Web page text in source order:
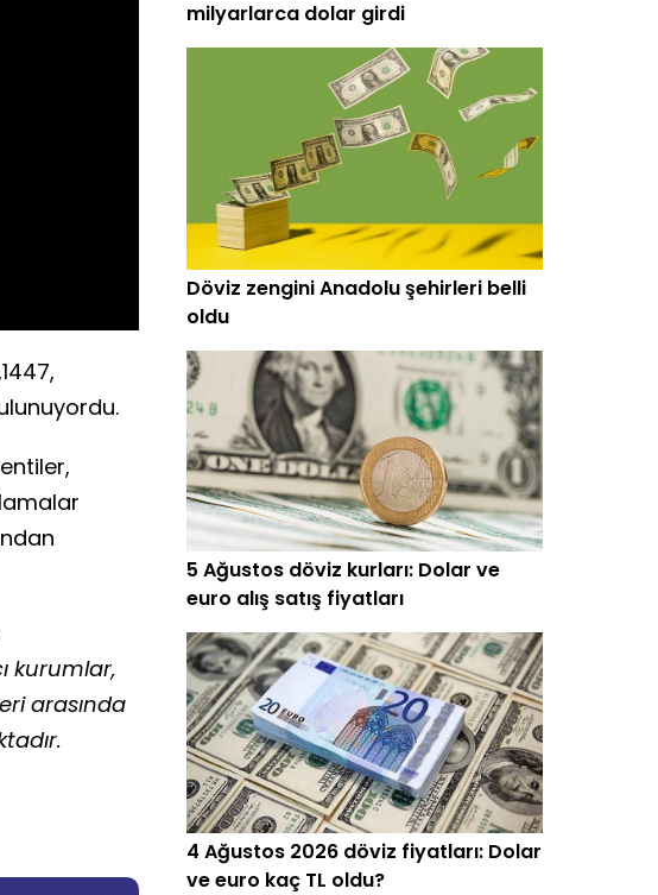
kurumlar,
arasında
milyarlarca dolar girdi
Döviz zengini Anadolu şehirleri belli
oldu
5 Ağustos döviz kurları: Dolar ve
euro alış satış fiyatları
4 Ağustos 2026 döviz fiyatları: Dolar
ve euro kaç TL oldu?